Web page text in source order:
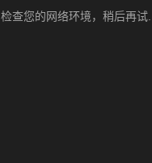
检查您的网络环境，稍后再试...